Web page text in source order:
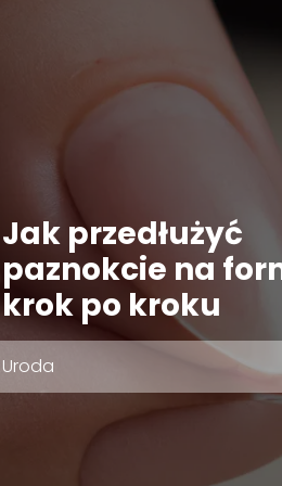
Jak przedłużyć
paznokcie na
krok po kroku
Uroda